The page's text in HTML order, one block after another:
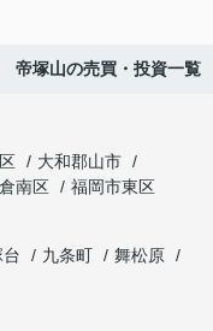
帝塚山の売買・投資一覧
大和郡山市
南区
福岡市東区
台 九条町
舞松原